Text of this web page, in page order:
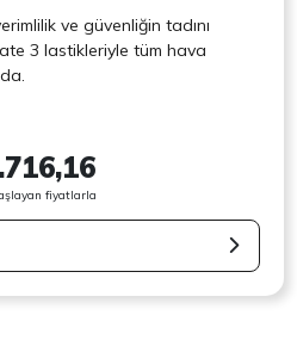
ve güvenliğin tadını
3 lastikleriyle tüm hava
fiyatlarla